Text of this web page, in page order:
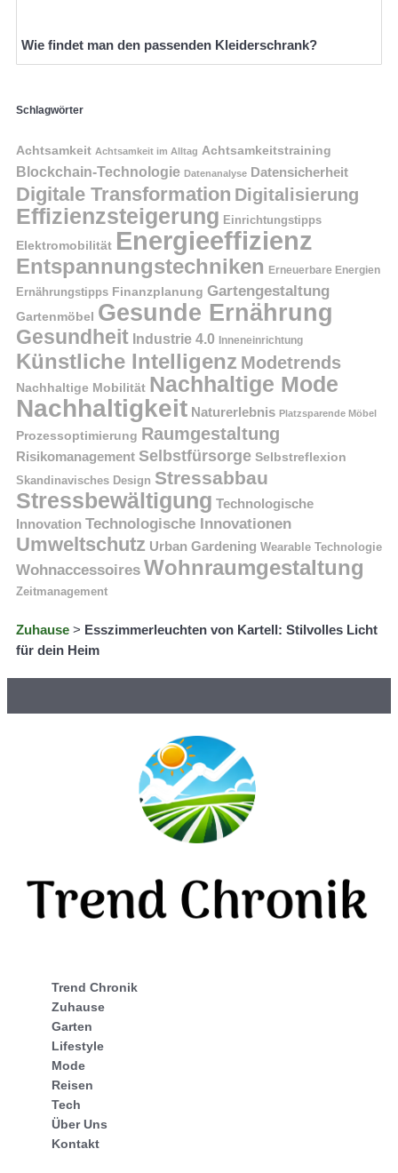
Wie findet man den passenden Kleiderschrank?
Schlagwörter
Achtsamkeit Achtsamkeit im Alltag Achtsamkeitstraining
Blockchain-Technologie Datenanalyse Datensicherheit
Digitale Transformation Digitalisierung
Effizienzsteigerung Einrichtungstipps
Elektromobilität Energieeffizienz
Entspannungstechniken Erneuerbare Energien
Ernährungstipps Finanzplanung Gartengestaltung
Gartenmöbel Gesunde Ernährung
Gesundheit Industrie 4.0 Inneneinrichtung
Künstliche Intelligenz Modetrends
Nachhaltige Mobilität Nachhaltige Mode
Nachhaltigkeit Naturerlebnis Platzsparende Möbel
Prozessoptimierung Raumgestaltung
Risikomanagement Selbstfürsorge Selbstreflexion
Skandinavisches Design Stressabbau
Stressbewältigung Technologische
Innovation Technologische Innovationen
Umweltschutz Urban Gardening Wearable Technologie
Wohnaccessoires Wohnraumgestaltung
Zeitmanagement
Zuhause > Esszimmerleuchten von Kartell: Stilvolles Licht
für dein Heim
Trend Chronik
Zuhause
Garten
Lifestyle
Mode
Reisen
Tech
Über Uns
Kontakt